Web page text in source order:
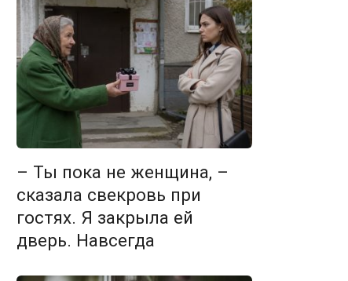
– Ты пока не женщина, –
сказала свекровь при
гостях. Я закрыла ей
дверь. Навсегда